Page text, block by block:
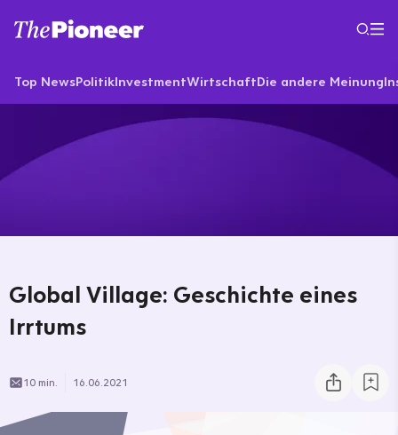
Top NewsPolitikInvestmentWirtschaftDie andere Meinung
Global Village: Geschichte eines
Irrtums
10 min. 16.06.2021